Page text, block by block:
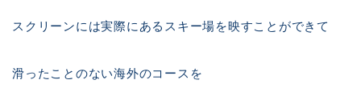
スクリーンには実際にあるスキー場を映すことができて
滑ったことのない海外のコースを